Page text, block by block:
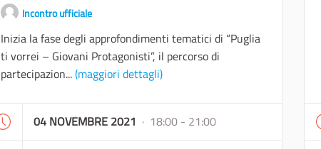
Incontro ufficiale
Inizia la fase degli approfondimenti tematici di “Puglia
ti vorrei – Giovani Protagonisti”, il percorso di
partecipazion...(maggiori dettagli)
04 NOVEMBRE 2021 · 18:00 - 21:00